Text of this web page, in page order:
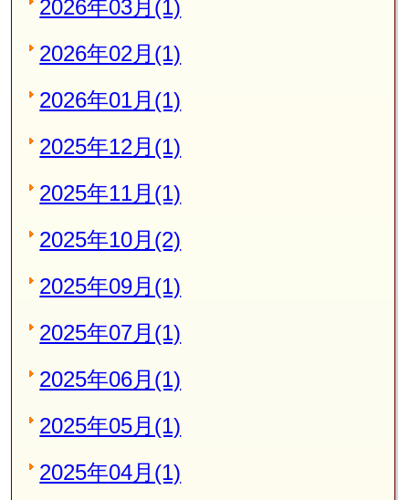
2026年03月(1)
2026年02月(1)
2026年01月(1)
2025年12月(1)
2025年11月(1)
2025年10月(2)
2025年09月(1)
2025年07月(1)
2025年06月(1)
2025年05月(1)
2025年04月(1)